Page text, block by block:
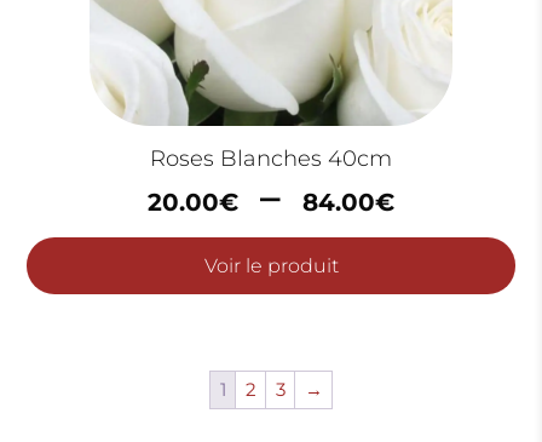
Roses Blanches 40cm
20.00€ – 84.00€Plage
de
20.00€
Voir le produit
1 2 3 →